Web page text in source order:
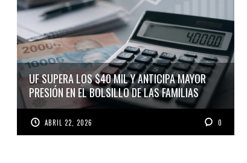
UF SUPERA LOS $40 MIL Y ANTICIPA MAYOR
PRESIÓN EN EL BOLSILLO DE LAS FAMILIAS
ABRIL 22, 2026 0